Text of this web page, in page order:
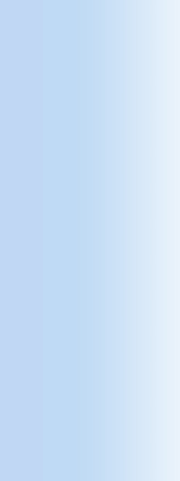
Một số câu hỏi phỏng vấn